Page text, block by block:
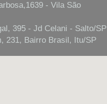
- Vila São
395 - Jd Celani - Salto/SP
231, Bairro Brasil, Itu/SP